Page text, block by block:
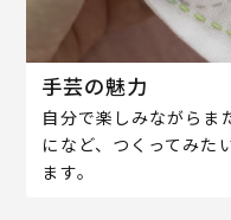
手芸の魅力
自分で楽しみながらま
になど、つくってみた
ます。